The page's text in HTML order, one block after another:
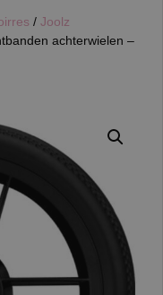
/ Joolz
achterwielen –